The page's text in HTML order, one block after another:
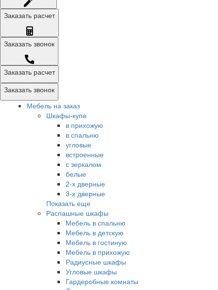
Заказать расчет
Заказать звонок
Заказать расчет
Заказать звонок
Мебель на заказ
Шкафы-купе
в прихожую
в спальню
угловые
встроенные
с зеркалом
белые
2-х дверные
3-х дверные
Показать еще
Распашные шкафы
Мебель в спальню
Мебель в детскую
Мебель в гостиную
Мебель в прихожую
Радиусные шкафы
Угловые шкафы
Гардеробные комнаты